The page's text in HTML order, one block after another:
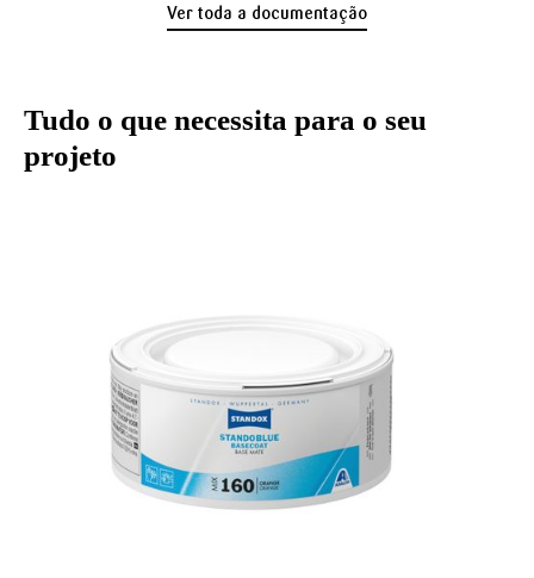
Ver toda a documentação
Tudo o que necessita para o seu
projeto